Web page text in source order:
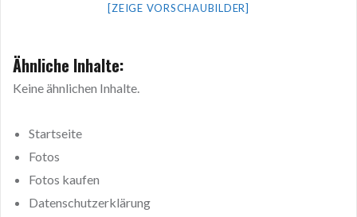
[ZEIGE VORSCHAUBILDER]
Ähnliche Inhalte:
Keine ähnlichen Inhalte.
Startseite
Fotos
Fotos kaufen
Datenschutzerklärung